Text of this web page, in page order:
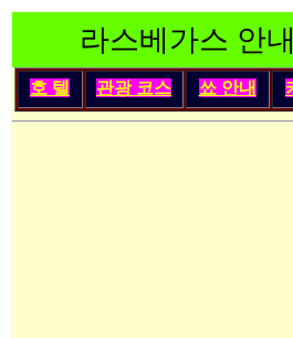
라스베가스 안
호 텔 관광 코스 쑈 안내